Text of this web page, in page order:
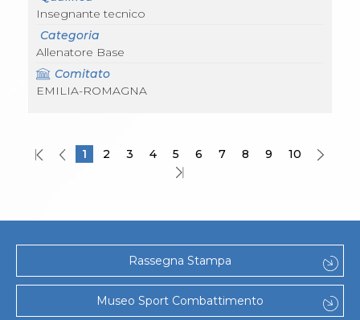
Insegnante tecnico
Categoria
Allenatore Base
Comitato
EMILIA-ROMAGNA
1 2 3 4 5 6 7 8 9 10
Rassegna Stampa
Museo Sport Combattimento